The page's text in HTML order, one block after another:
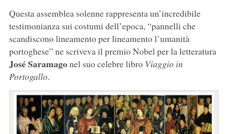
Questa assemblea solenne rappresenta un’incredibile
testimonianza sui costumi dell’epoca, “pannelli che
scandiscono lineamento per lineamento l’umanità
portoghese” ne scriveva il premio Nobel per la letteratura
José Saramagonel suo celebre libro Viaggio in
Portogallo.